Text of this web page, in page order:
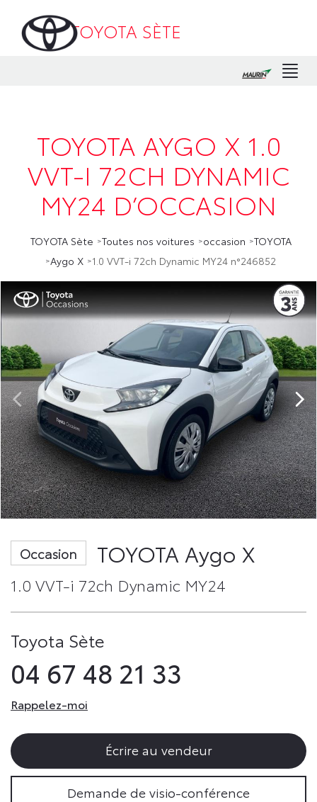
TOYOTA SÈTE
TOYOTA AYGO X 1.0
VVT-I 72CH DYNAMIC
MY24 D’OCCASION
TOYOTA Sète Toutes nos voitures occasion
TOYOTA
Aygo X
1.0 VVT-i 72ch Dynamic MY24 n°246852
Occasion TOYOTA Aygo X
1.0 VVT-i 72ch Dynamic MY24
Toyota Sète
04 67 48 21 33
Rappelez-moi
Écrire au vendeur
Demande de visio-conférence